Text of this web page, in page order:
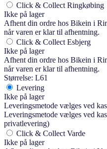
Click & Collect Ringkøbing
Ikke på lager
Afhent din ordre hos Bikein i
når varen er klar til afhentning.
Click & Collect Esbjerg
Ikke på lager
Afhent din ordre hos Bikein i
når varen er klar til afhentning.
Størrelse: L61
Levering
Ikke på lager
Leveringsmetode vælges ved
Leveringsmetode vælges ved
privatlevering)
Click & Collect Varde
Ikke på lager